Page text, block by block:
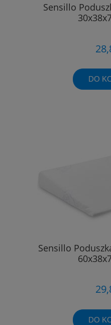
Sensillo
DO
Sensillo
DO